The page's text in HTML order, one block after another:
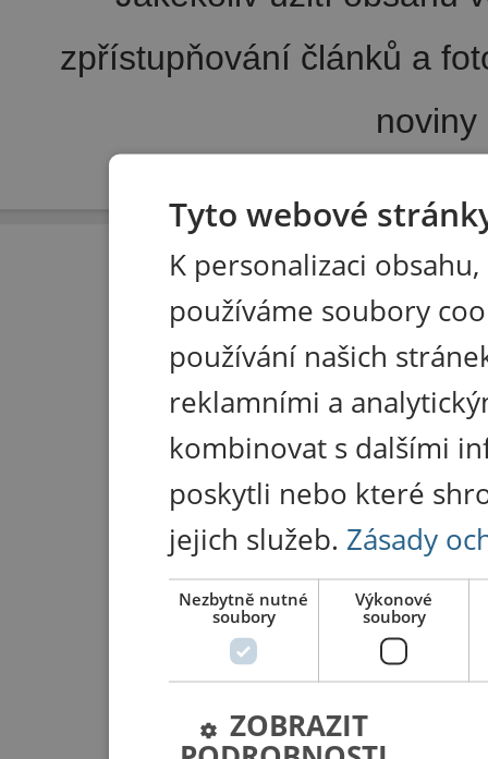
zpřístupňování článků a
Tyto webové
K personalizaci
používáme soubory
používání našich
reklamními a
kombinovat s dalšími
poskytli nebo které
jejich služeb. Zásady
Nezbytně nutné
soubory
Výkonové
soubory
ZOBRAZIT